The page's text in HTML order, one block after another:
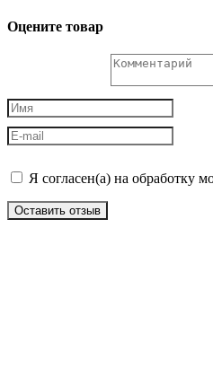
Оцените товар
Я согласен(а) на обработку
Оставить отзыв